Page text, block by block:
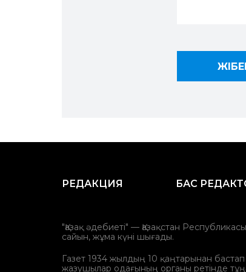
РЕДАКЦИЯ БАС
"Қазақ әдебиеті" — Қазақстан
сайын, жұма күні шығады.
Газет 1934 жылдың 10 қаңтарынан бастап
жазушылар одағының органы ретінде